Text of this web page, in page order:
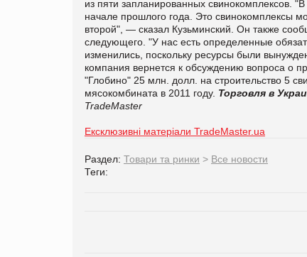
из пяти запланированных свинокомплексов.
начале прошлого года. Это свинокомплексы
второй", — сказал Кузьминский. Он также
следующего. "У нас есть определенные
изменились, поскольку ресурсы были
компания вернется к обсуждению вопроса о
"Глобино" 25 млн. долл. на строительство 5
мясокомбината в 2011 году. Торговля в
TradeMaster
Ексклюзивні матеріали TradeMaster.ua
Раздел: Товари та ринки > Все новости
Теги: